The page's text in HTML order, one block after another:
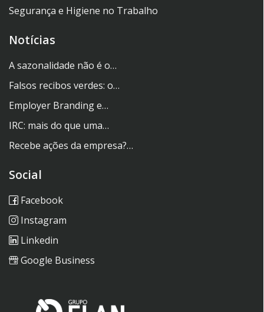
Segurança e Higiene no Trabalho
Notícias
A sazonalidade não é o…
Falsos recibos verdes: o…
Employer Branding e…
IRC: mais do que uma…
Recebe ações da empresa?…
Social
Facebook
Instagram
Linkedin
Google Business